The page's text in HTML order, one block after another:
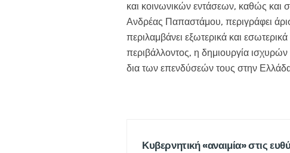
και κοινωνικών εντάσεων, καθώς και
Ανδρέας Παπαστάμου, περιγράφει
περιλαμβάνει εξωτερικά και
περιβάλλοντος, η δημιουργία
δια των επενδύσεών τους στην
Κυβερνητική «αναιμία» στις